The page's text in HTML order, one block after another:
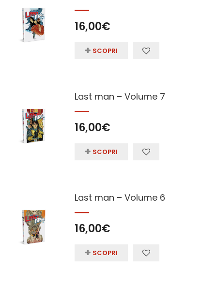
16,00€
SCOPRI
Last man – Volume 7
16,00€
SCOPRI
Last man – Volume 6
16,00€
SCOPRI